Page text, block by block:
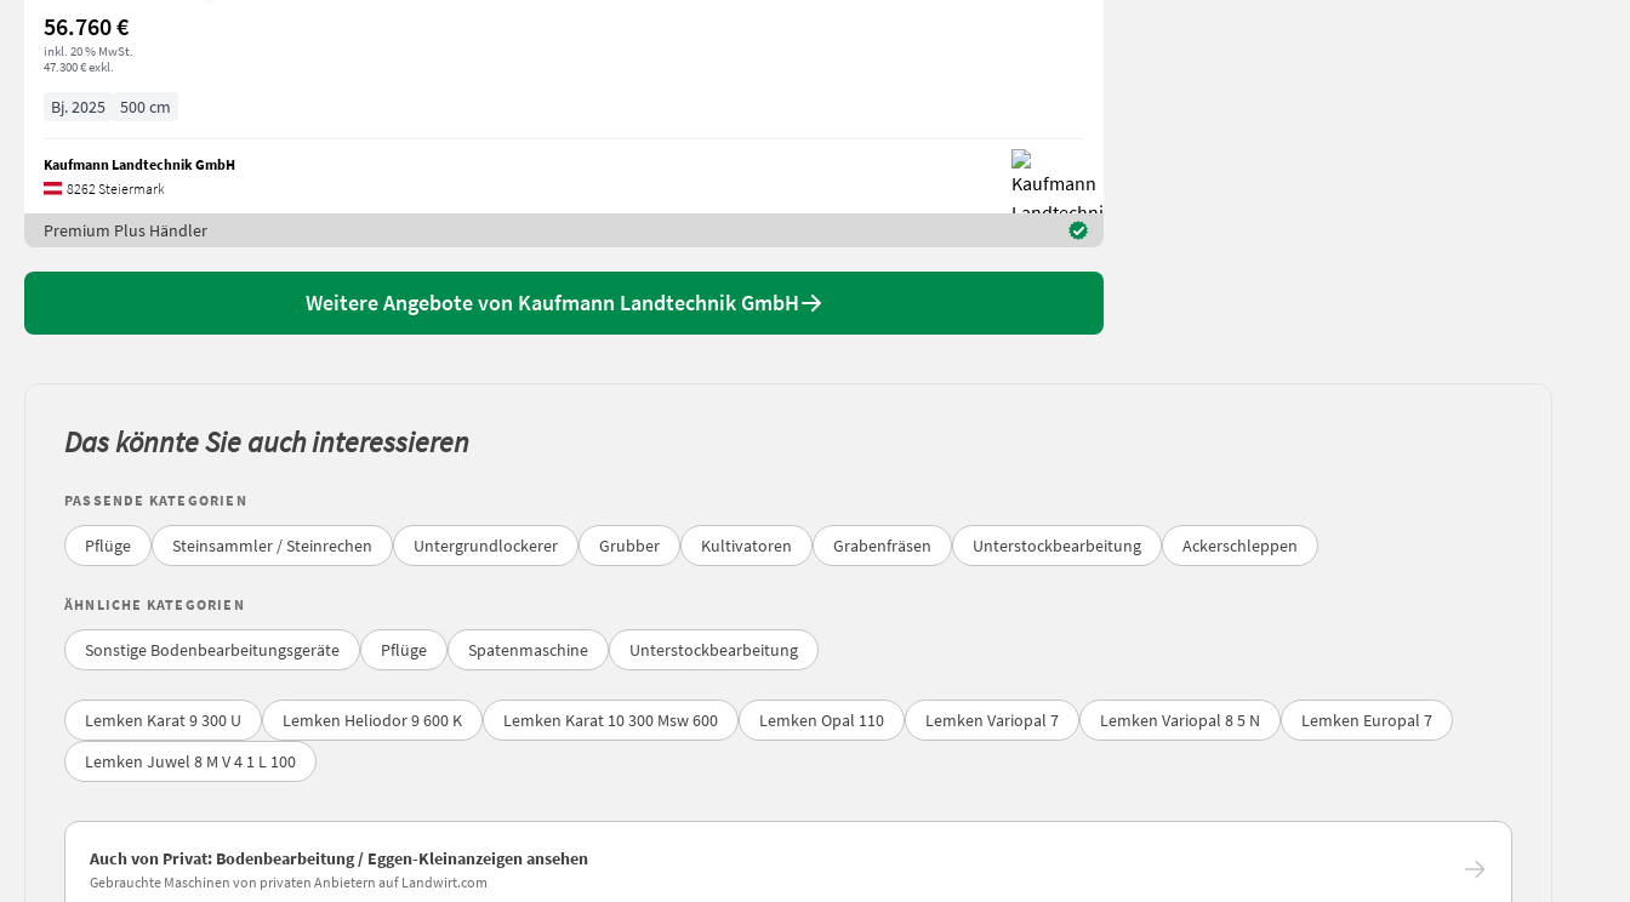
56.760 €
inkl. 20 % MwSt.
47.300 € exkl.
Bj. 2025 500 cm
Kaufmann Landtechnik GmbH
8262 Steiermark
Premium Plus Händler
Weitere Angebote von Kaufmann Landtechnik GmbH
Das könnte Sie auch interessieren
PASSENDE KATEGORIEN
Pflüge Steinsammler / Steinrechen Untergrundlockerer Grubber Kultivatoren Grabenfräsen Unterstockbearbeitung Ackerschleppen
ÄHNLICHE KATEGORIEN
Sonstige Bodenbearbeitungsgeräte Pflüge Spatenmaschine Unterstockbearbeitung
Lemken Karat 9 300 U Lemken Heliodor 9 600 K Lemken Karat 10 300 Msw 600 Lemken Opal 110 Lemken Variopal 7 Lemken Variopal 8 5 N
Lemken Europal 7
Lemken Juwel 8 M V 4 1 L 100
Auch von Privat: Bodenbearbeitung / Eggen-Kleinanzeigen ansehen
Gebrauchte Maschinen von privaten Anbietern auf Landwirt.com